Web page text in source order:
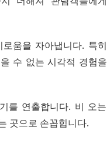
움을 자아냅니다. 특히
수 없는 시각적 경험을
를 연출합니다. 비 오는
곳으로 손꼽힙니다.